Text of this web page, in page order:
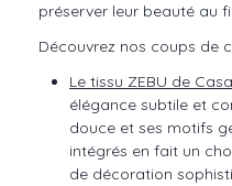
préserver leur beauté au
Découvrez nos coups de
Le tissu ZEBU de
élégance subtile et
douce et ses motifs
intégrés en fait un
de décoration